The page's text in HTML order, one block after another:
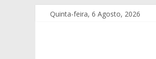
Quinta-feira, 6 Agosto, 2026